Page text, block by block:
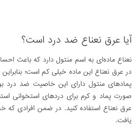
آیا عرق نعناع ضد درد است؟
نعناع ماده‌ای به اسم منتول دارد که باعث
در عرق نعناع این ماده خیلی کم است؛
پمادهای منتول دارای این خاصیت ضد درد
صورت پماد و کرم برای دردهای استخوانی
عرق نعناع استفاده کنید. در ضمن افرادی که
یافت.